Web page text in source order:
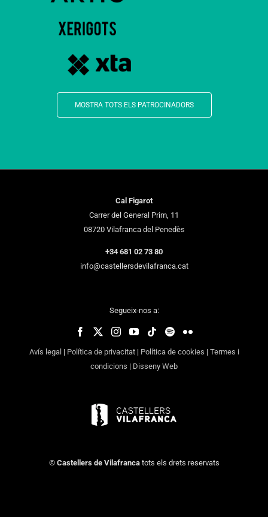
MOSTRA TOTS ELS PATROCINADORS
Cal Figarot
Carrer del General Prim, 11
08720 Vilafranca del Penedès
+34 681 02 73 80
info@castellersdevilafranca.cat
Segueix-nos a:
Avís legal | Política de privacitat| Política de cookies | Termes i
condicions | Disseny Web
© Castellers de Vilafrancatots els drets reservats